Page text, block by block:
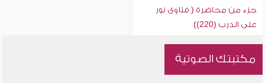
جزء من محاضرة ( فتاوى نور
على الدرب (220))
مكتبتك الصوتية